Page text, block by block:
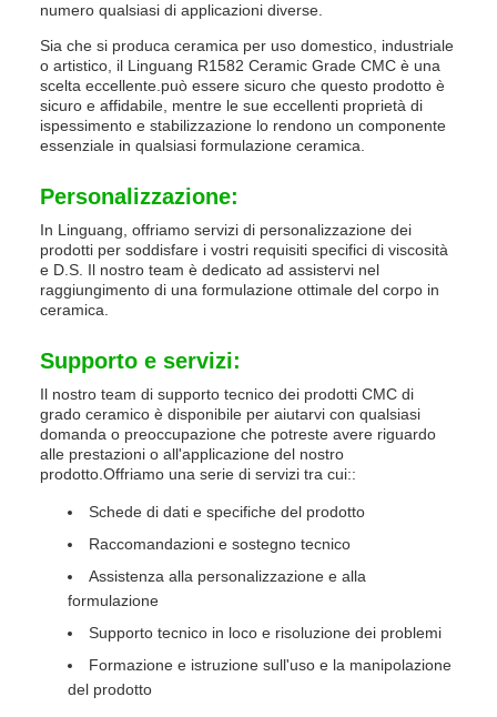
numero qualsiasi di applicazioni diverse.
Sia che si produca ceramica per uso domestico, industriale
o artistico, il Linguang R1582 Ceramic Grade CMC è una
scelta eccellente.può essere sicuro che questo prodotto è
sicuro e affidabile, mentre le sue eccellenti proprietà di
ispessimento e stabilizzazione lo rendono un componente
essenziale in qualsiasi formulazione ceramica.
Personalizzazione:
In Linguang, offriamo servizi di personalizzazione dei
prodotti per soddisfare i vostri requisiti specifici di viscosità
e D.S. Il nostro team è dedicato ad assistervi nel
raggiungimento di una formulazione ottimale del corpo in
ceramica.
Supporto e servizi:
Il nostro team di supporto tecnico dei prodotti CMC di
grado ceramico è disponibile per aiutarvi con qualsiasi
domanda o preoccupazione che potreste avere riguardo
alle prestazioni o all'applicazione del nostro
prodotto.Offriamo una serie di servizi tra cui::
Schede di dati e specifiche del prodotto
Raccomandazioni e sostegno tecnico
Assistenza alla personalizzazione e alla
formulazione
Supporto tecnico in loco e risoluzione dei problemi
Formazione e istruzione sull'uso e la manipolazione
del prodotto